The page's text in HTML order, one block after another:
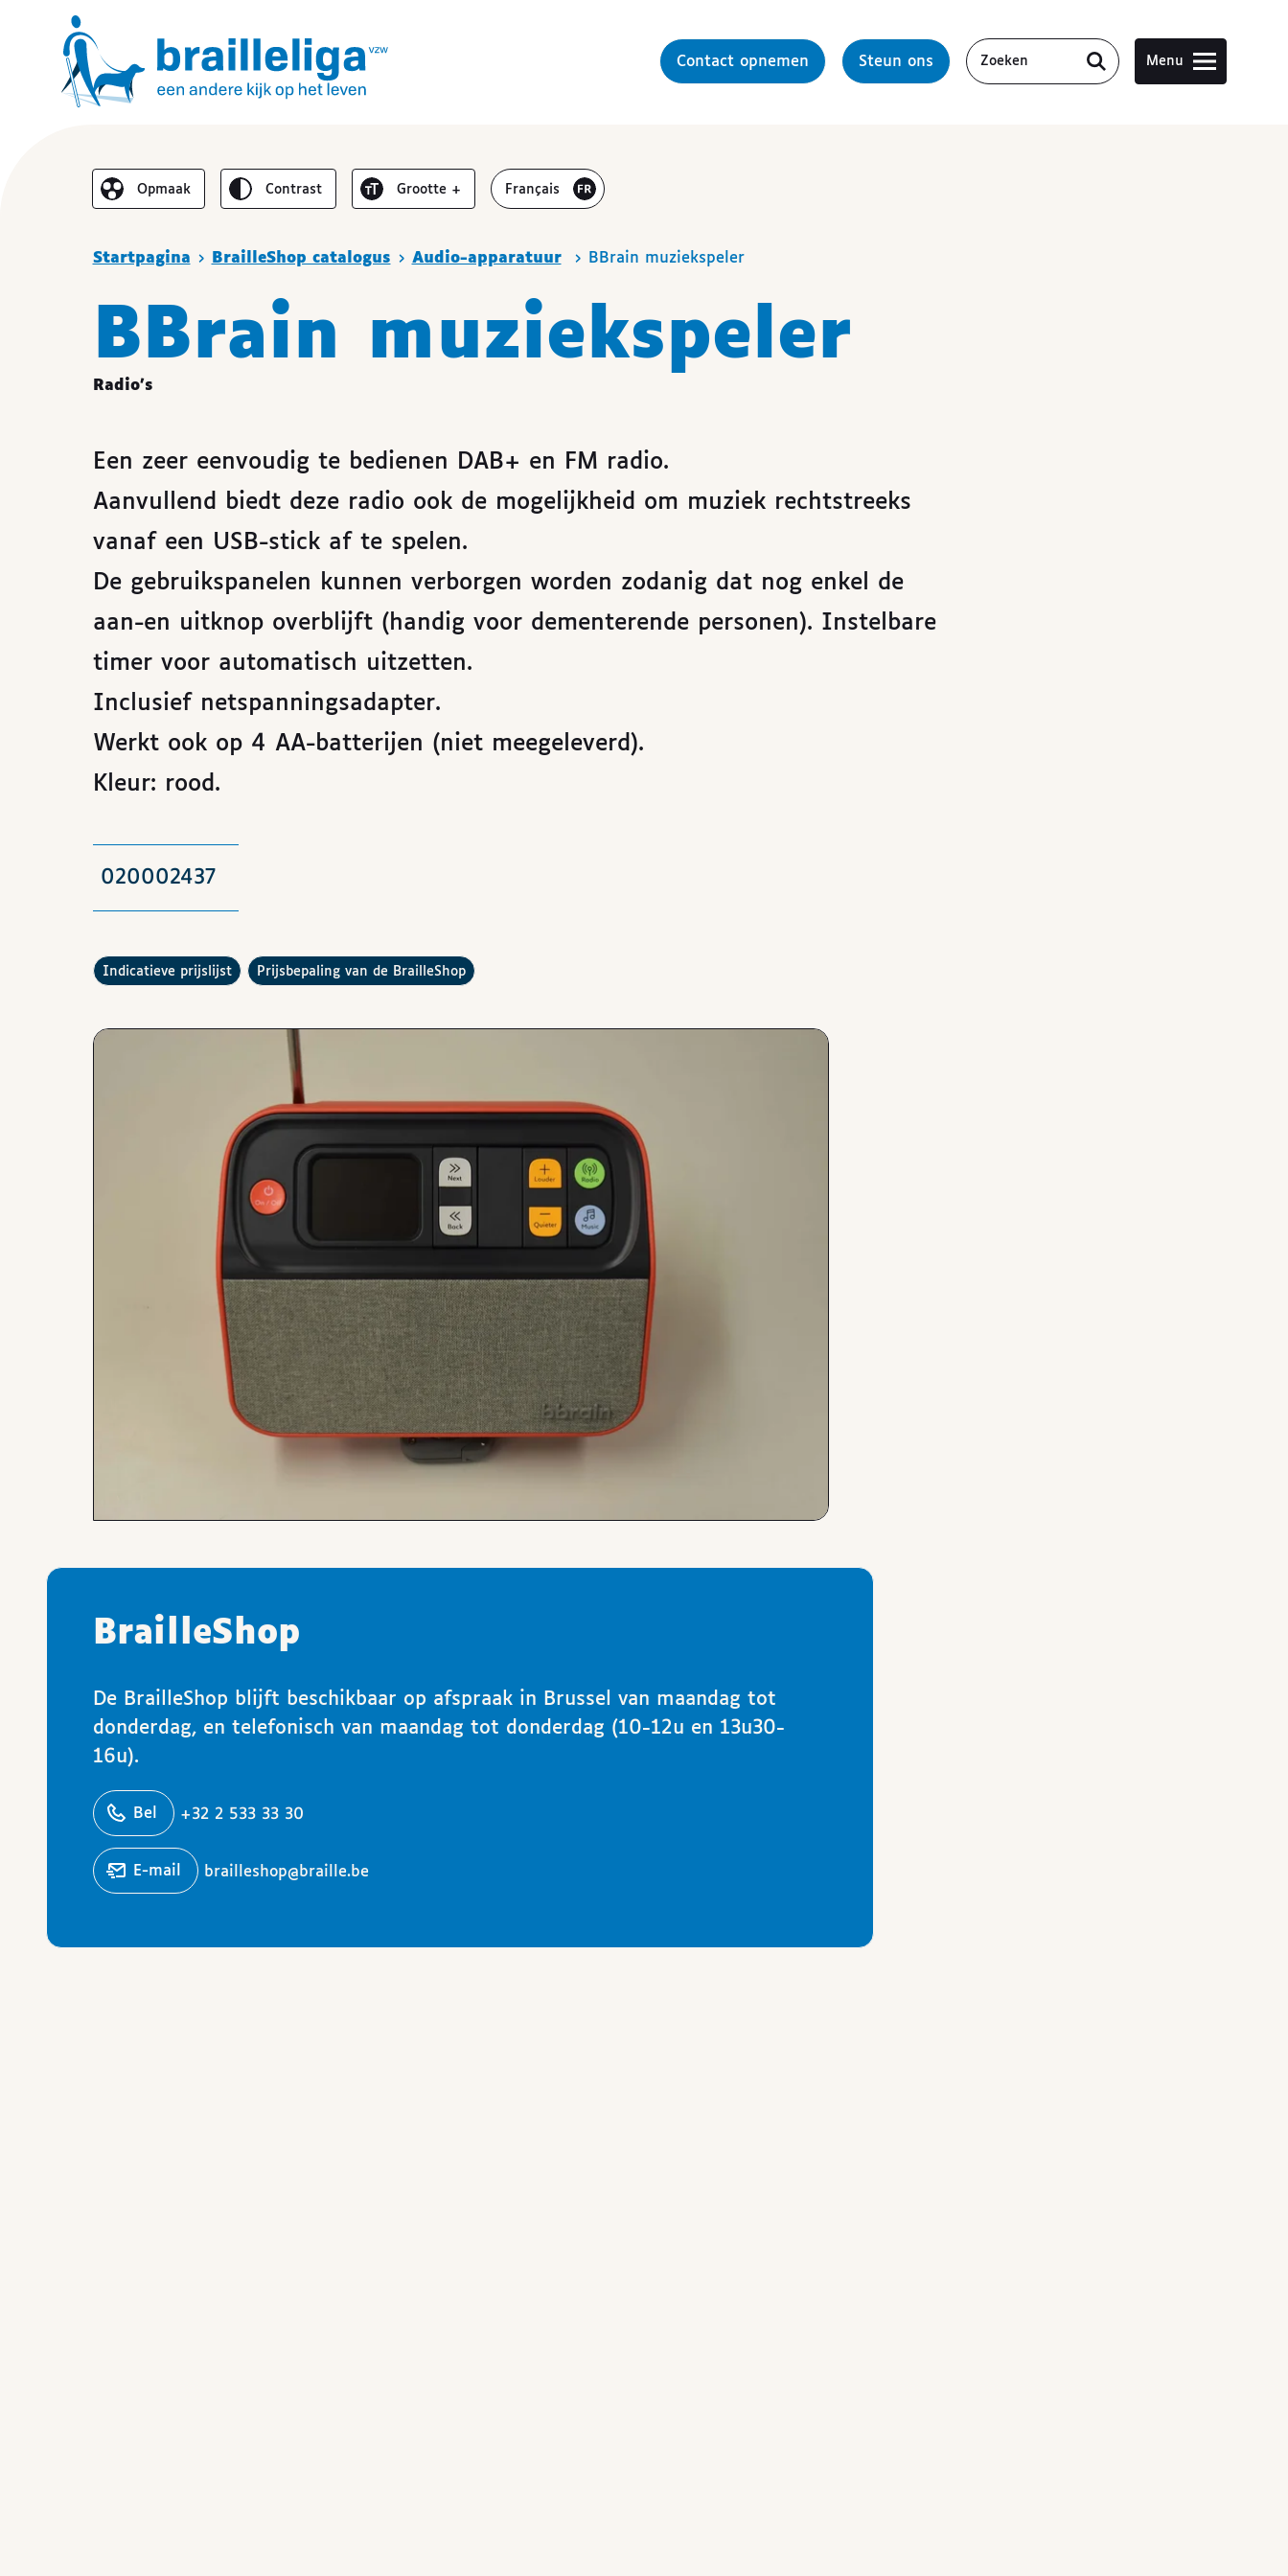
Opmaak
De lay-out vereenvoudigen
Omgekeerd
contrast Letter
grootte vergroten
+ Visiter le site en
Français
Contact opnemen Steun ons Menu
Je bent hier :
Startpagina BrailleShop catalogus Audio-apparatuur BBrain muziekspeler
BBrain muziekspeler
Radio's
Een zeer eenvoudig te bedienen DAB+ en FM radio.
Aanvullend biedt deze radio ook de mogelijkheid om muziek rechtstreeks
vanaf een USB-stick af te spelen.
De gebruikspanelen kunnen verborgen worden zodanig dat nog enkel de
aan-en uitknop overblijft (handig voor dementerende personen). Instelbare
timer voor automatisch uitzetten.
Inclusief netspanningsadapter.
Werkt ook op 4 AA-batterijen (niet meegeleverd).
Kleur: rood.
020002437
Deindicatieve prijslijstraadplegen
Hoe werkt de
prijsbepaling van de BrailleShop?
Afbeeldingen
BrailleShop
De BrailleShop blijft beschikbaar op afspraak in Brussel van maandag tot
donderdag, en telefonisch van maandag tot donderdag (10-12u en 13u30-
16u).
Bel ons+32 2 533 33 30
Stuur een
e-mail brailleshop@braille.be